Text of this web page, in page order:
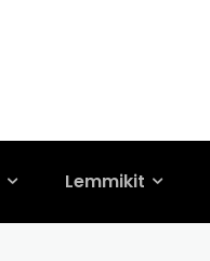
Lemmikit